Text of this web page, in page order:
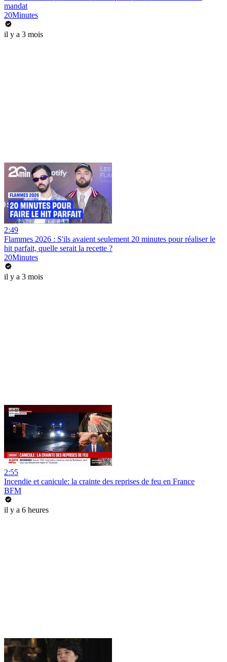
mandat
20Minutes
il y a 3 mois
2:49
Flammes 2026 : S'ils avaient seulement 20 minutes pour réaliser le
hit parfait, quelle serait la recette ?
20Minutes
il y a 3 mois
2:55
Incendie et canicule: la crainte des reprises de feu en France
BFM
il y a 6 heures